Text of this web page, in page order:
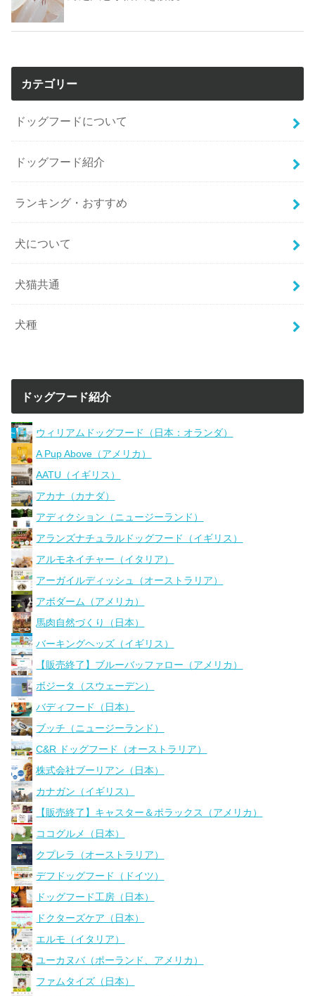
カテゴリー
ドッグフードについて
ドッグフード紹介
ランキング・おすすめ
犬について
犬猫共通
犬種
ドッグフード紹介
ウィリアムドッグフード（日本：オランダ）
A Pup Above（アメリカ）
AATU（イギリス）
アカナ（カナダ）
アディクション（ニュージーランド）
アランズナチュラルドッグフード（イギリス）
アルモネイチャー（イタリア）
アーガイルディッシュ（オーストラリア）
アボダーム（アメリカ）
馬肉自然づくり（日本）
バーキングヘッズ（イギリス）
【販売終了】ブルーバッファロー（アメリカ）
ボジータ（スウェーデン）
バディフード（日本）
ブッチ（ニュージーランド）
C&R ドッグフード（オーストラリア）
株式会社ブーリアン（日本）
カナガン（イギリス）
【販売終了】キャスター＆ポラックス（アメリカ）
ココグルメ（日本）
クプレラ（オーストラリア）
デフドッグフード（ドイツ）
ドッグフード工房（日本）
ドクターズケア（日本）
エルモ（イタリア）
ユーカヌバ（ポーランド、アメリカ）
ファムタイズ（日本）